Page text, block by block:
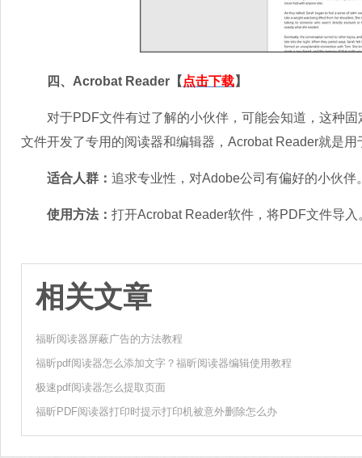
四、Acrobat Reader【 点击下载】
对于PDF文件有过了解的小伙伴，可能会知道，这种固
文件开发了专用的阅读器和编辑器，Acrobat Reader就是
适合人群： 追求专业性，对Adobe公司有偏好的小伙伴
使用方法： 打开Acrobat Reader软件，将PDF文件导入
相关文章
福昕阅读器屏蔽广告的方法教程
福昕pdf阅读器怎么添加文字？福昕阅读器编辑使用教程
极速pdf阅读器怎么提取页面
福昕PDF阅读器打印时提示打印机被意外删除怎么办